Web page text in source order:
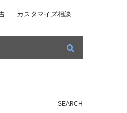
カスタマイズ相談